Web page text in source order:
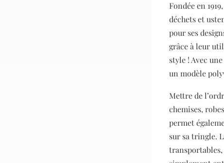
Fondée en
déchets et
pour ses
grâce à leur
style ! Avec
un modèle
Mettre de
chemises,
permet
sur sa tringle.